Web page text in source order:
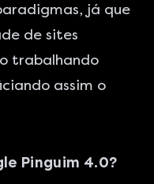
já que
de sites
trabalhando
assim o
Pinguim 4.0?